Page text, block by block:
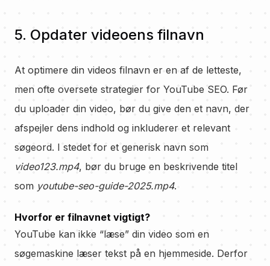
5. Opdater videoens filnavn
At optimere din videos filnavn er en af de letteste,
men ofte oversete strategier for YouTube SEO. Før
du uploader din video, bør du give den et navn, der
afspejler dens indhold og inkluderer et relevant
søgeord. I stedet for et generisk navn som
video123.mp4, bør du bruge en beskrivende titel
som youtube-seo-guide-2025.mp4.
Hvorfor er filnavnet vigtigt?
YouTube kan ikke “læse” din video som en
søgemaskine læser tekst på en hjemmeside. Derfor